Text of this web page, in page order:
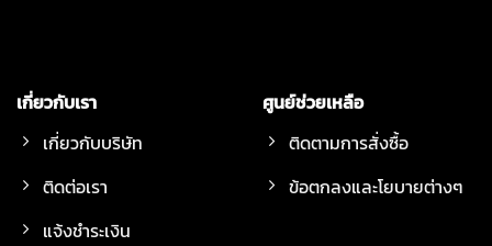
เกี่ยวกับเรา
เกี่ยวกับบริษัท
ติดต่อเรา
แจ้งชำระเงิน
ศูนย์ช่วยเหลือ
ติดตามการสั่งซื้อ
ข้อตกลงและโยบายต่างๆ